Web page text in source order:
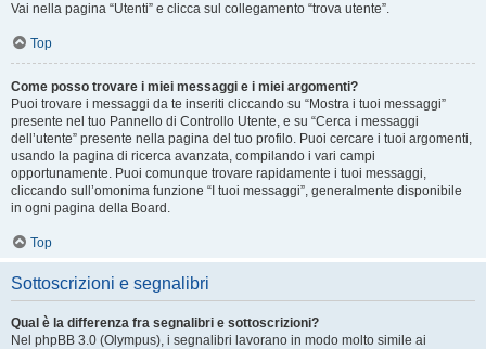
Vai nella pagina “Utenti” e clicca sul collegamento “trova utente”.
Top
Come posso trovare i miei messaggi e i miei argomenti?
Puoi trovare i messaggi da te inseriti cliccando su “Mostra i tuoi messaggi”
presente nel tuo Pannello di Controllo Utente, e su “Cerca i messaggi
dell’utente” presente nella pagina del tuo profilo. Puoi cercare i tuoi argomenti,
usando la pagina di ricerca avanzata, compilando i vari campi
opportunamente. Puoi comunque trovare rapidamente i tuoi messaggi,
cliccando sull’omonima funzione “I tuoi messaggi”, generalmente disponibile
in ogni pagina della Board.
Top
Sottoscrizioni e segnalibri
Qual è la differenza fra segnalibri e sottoscrizioni?
Nel phpBB 3.0 (Olympus), i segnalibri lavorano in modo molto simile ai